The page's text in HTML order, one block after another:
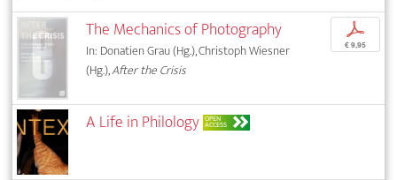
The Mechanics of Photography
In: Donatien Grau (Hg.), Christoph Wiesner
(Hg.),After the Crisis
p
€ 9,95
A Life in Philology OPEN
ACCESS